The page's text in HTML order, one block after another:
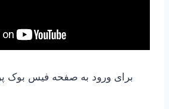
برای ورود به صفحه فیس بوک